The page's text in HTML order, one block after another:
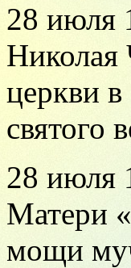
28 июля
Николая
церкви
святого
28 июля
Матери
мощи